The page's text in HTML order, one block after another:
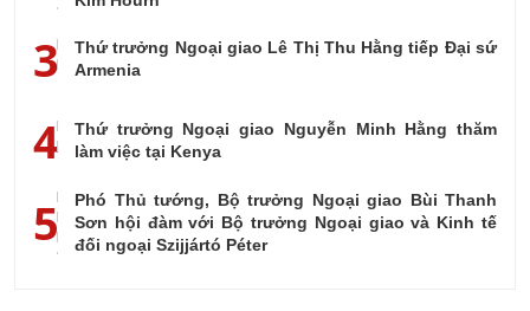
3
Thứ trưởng Ngoại giao Lê Thị Thu Hằng tiếp Đại sứ
Armenia
4
Thứ trưởng Ngoại giao Nguyễn Minh Hằng thăm
làm việc tại Kenya
5
Phó Thủ tướng, Bộ trưởng Ngoại giao Bùi Thanh
Sơn hội đàm với Bộ trưởng Ngoại giao và Kinh tế
đối ngoại Szijjártó Péter